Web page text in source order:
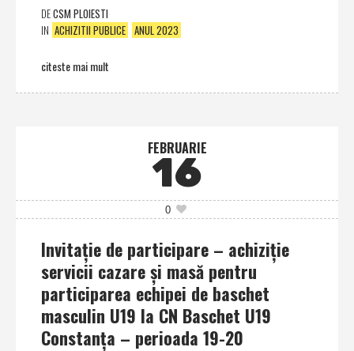
DECSM PLOIESTI
IN ACHIZITII PUBLICE ANUL 2023
citeste mai mult
FEBRUARIE
16
0
Invitaţie de participare – achiziţie
servicii cazare şi masă pentru
participarea echipei de baschet
masculin U19 la CN Baschet U19
Constanţa – perioada 19-20